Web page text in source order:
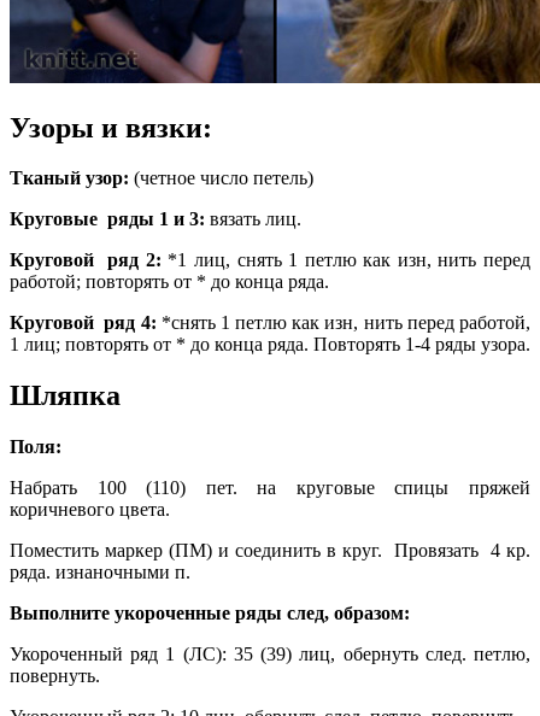
Узоры и вязки:
Тканый узор: (четное число петель)
Круговые ряды 1 и 3: вязать лиц.
Круговой ряд 2: *1 лиц, снять 1 петлю как изн, нить перед
работой; повторять от * до конца ряда.
Круговой ряд 4: *снять 1 петлю как изн, нить перед работой,
1 лиц; повторять от * до конца ряда. Повторять 1-4 ряды узора.
Шляпка
Поля:
Набрать 100 (110) пет. на круговые спицы пряжей
коричневого цвета.
Поместить маркер (ПМ) и соединить в круг. Провязать 4 кр.
ряда. изнаночными п.
Выполните укороченные ряды след, образом:
Укороченный ряд 1 (ЛС): 35 (39) лиц, обернуть след. петлю,
повернуть.